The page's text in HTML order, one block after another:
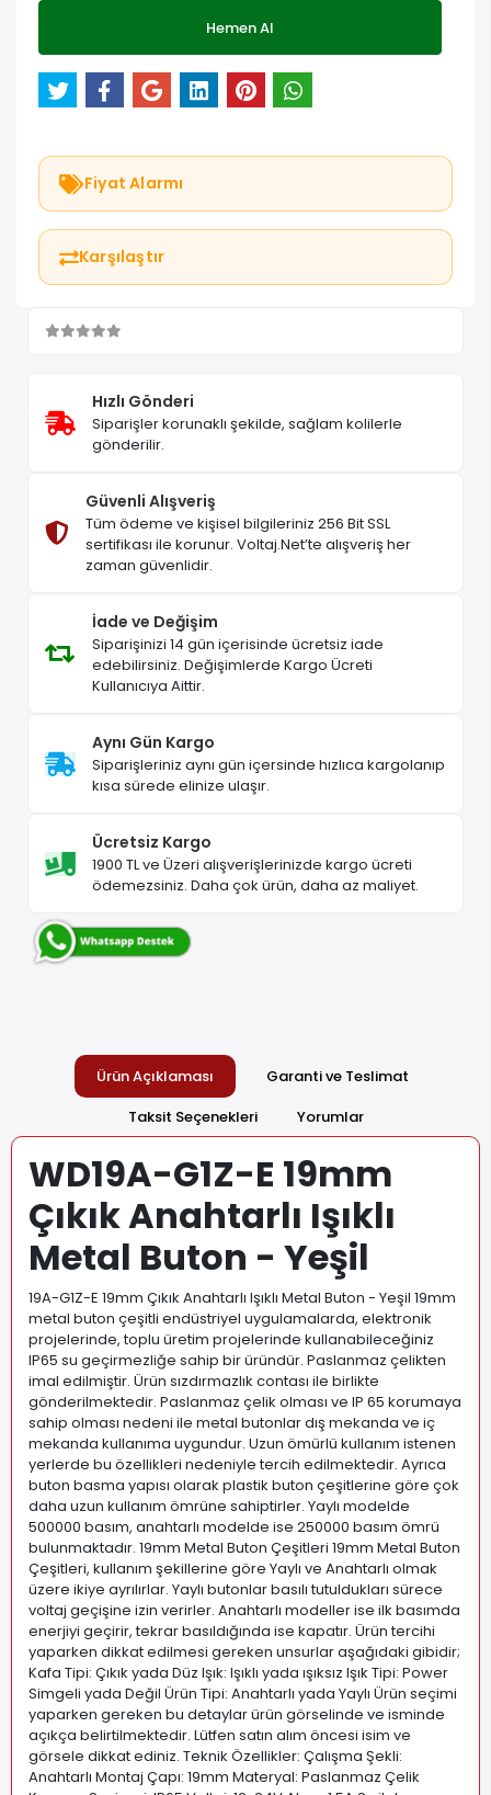
Hemen Al
Fiyat Alarmı
Karşılaştır
Hızlı Gönderi
Siparişler korunaklı şekilde, sağlam kolilerle
gönderilir.
Güvenli Alışveriş
Tüm ödeme ve kişisel bilgileriniz 256 Bit SSL
sertifikası ile korunur. Voltaj.Net’te alışveriş her
zaman güvenlidir.
İade ve Değişim
Siparişinizi 14 gün içerisinde ücretsiz iade
edebilirsiniz. Değişimlerde Kargo Ücreti
Kullanıcıya Aittir.
Aynı Gün Kargo
Siparişleriniz aynı gün içersinde hızlıca kargolanıp
kısa sürede elinize ulaşır.
Ücretsiz Kargo
1900 TL ve Üzeri alışverişlerinizde kargo ücreti
ödemezsiniz. Daha çok ürün, daha az maliyet.
Ürün Açıklaması
Garanti ve Teslimat
Taksit Seçenekleri
Yorumlar
WD19A-G1Z-E 19mm
Çıkık Anahtarlı Işıklı
Metal Buton - Yeşil
19A-G1Z-E 19mm Çıkık Anahtarlı Işıklı Metal Buton - Yeşil 19mm
metal buton çeşitli endüstriyel uygulamalarda, elektronik
projelerinde, toplu üretim projelerinde kullanabileceğiniz
IP65 su geçirmezliğe sahip bir üründür. Paslanmaz çelikten
imal edilmiştir. Ürün sızdırmazlık contası ile birlikte
gönderilmektedir. Paslanmaz çelik olması ve IP 65 korumaya
sahip olması nedeni ile metal butonlar dış mekanda ve iç
mekanda kullanıma uygundur. Uzun ömürlü kullanım istenen
yerlerde bu özellikleri nedeniyle tercih edilmektedir. Ayrıca
buton basma yapısı olarak plastik buton çeşitlerine göre çok
daha uzun kullanım ömrüne sahiptirler. Yaylı modelde
500000 basım, anahtarlı modelde ise 250000 basım ömrü
bulunmaktadır. 19mm Metal Buton Çeşitleri 19mm Metal Buton
Çeşitleri, kullanım şekillerine göre Yaylı ve Anahtarlı olmak
üzere ikiye ayrılırlar. Yaylı butonlar basılı tutuldukları sürece
voltaj geçişine izin verirler. Anahtarlı modeller ise ilk basımda
enerjiyi geçirir, tekrar basıldığında ise kapatır. Ürün tercihi
yaparken dikkat edilmesi gereken unsurlar aşağıdaki gibidir;
Kafa Tipi: Çıkık yada Düz Işık: Işıklı yada ışıksız Işık Tipi: Power
Simgeli yada Değil Ürün Tipi: Anahtarlı yada Yaylı Ürün seçimi
yaparken gereken bu detaylar ürün görselinde ve isminde
açıkça belirtilmektedir. Lütfen satın alım öncesi isim ve
görsele dikkat ediniz. Teknik Özellikler: Çalışma Şekli:
Anahtarlı Montaj Çapı: 19mm Materyal: Paslanmaz Çelik